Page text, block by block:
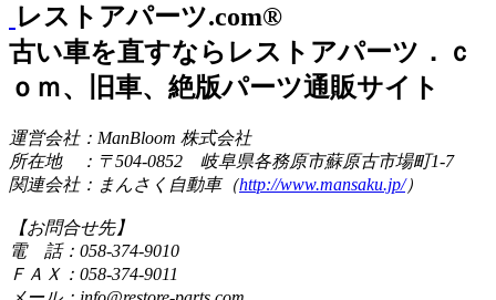
レストアパーツ.com®
古い車を直すならレストアパーツ．ｃ
ｏｍ、旧車、絶版パーツ通販サイト
運営会社：ManBloom 株式会社
所在地 ：〒504-0852 岐阜県各務原市蘇原古市場町1-7
関連会社：まんさく自動車（http://www.mansaku.jp/）
【お問合せ先】
電 話：058-374-9010
ＦＡＸ：058-374-9011